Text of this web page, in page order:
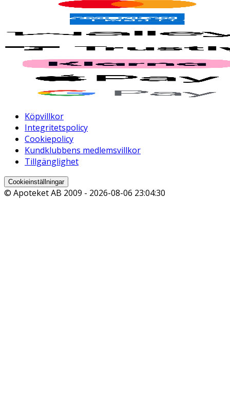
Köpvillkor
Integritetspolicy
Cookiepolicy
Kundklubbens medlemsvillkor
Tillgänglighet
Cookieinställningar
© Apoteket AB 2009 - 2026-08-06 23:04:30